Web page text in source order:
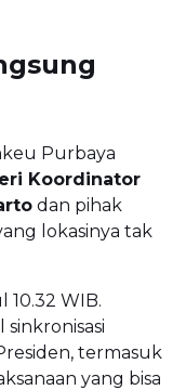
Purbaya
Koordinator
dan pihak
lokasinya tak
10.32 WIB.
termasuk
yang bisa